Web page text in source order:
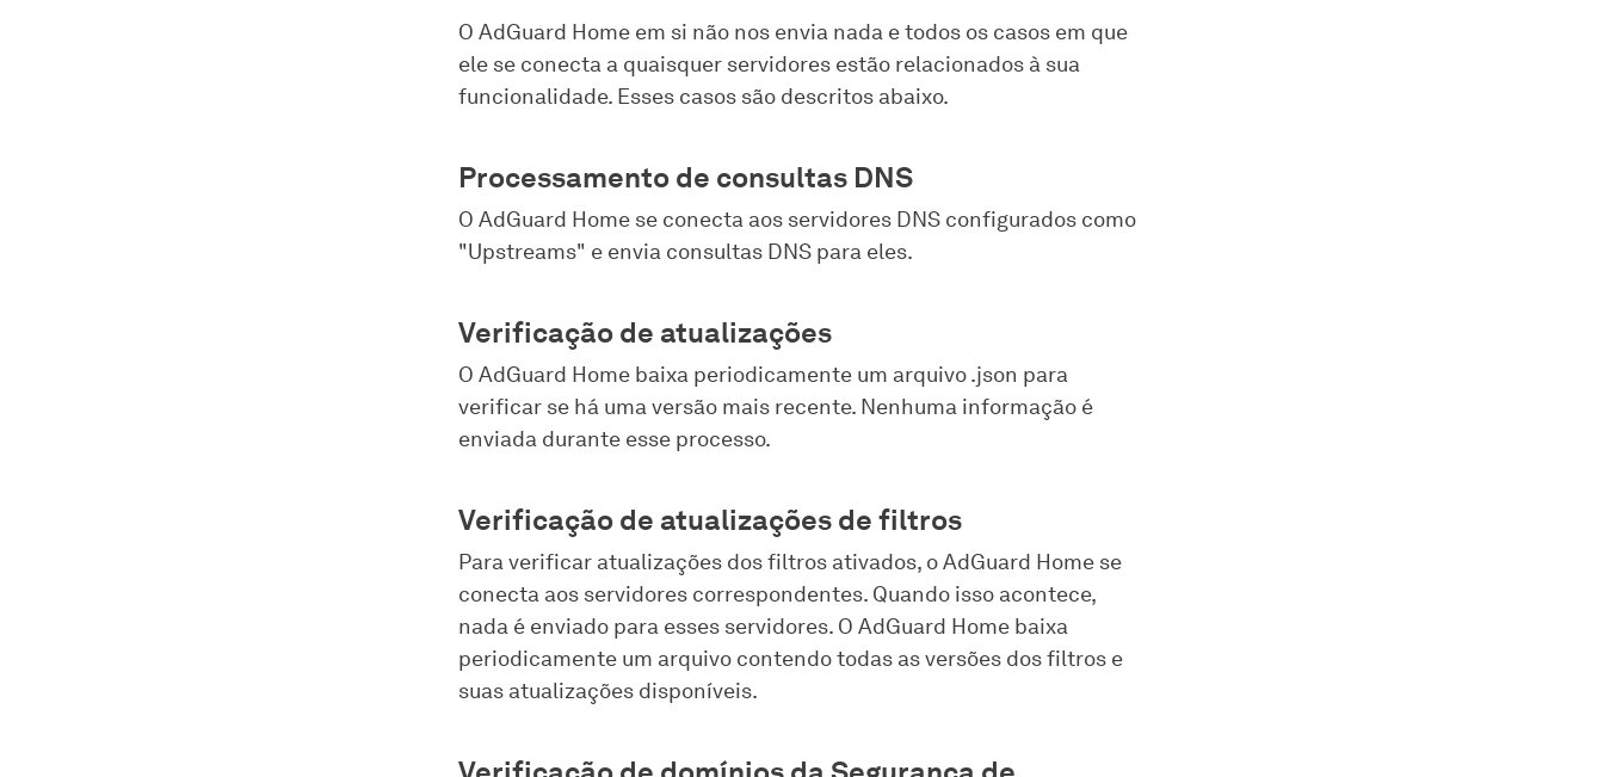
O AdGuard Home em si não nos envia nada e todos os casos em que
ele se conecta a quaisquer servidores estão relacionados à sua
funcionalidade. Esses casos são descritos abaixo.
Processamento de consultas DNS
O AdGuard Home se conecta aos servidores DNS configurados como
"Upstreams" e envia consultas DNS para eles.
Verificação de atualizações
O AdGuard Home baixa periodicamente um arquivo .json para
verificar se há uma versão mais recente. Nenhuma informação é
enviada durante esse processo.
Verificação de atualizações de filtros
Para verificar atualizações dos filtros ativados, o AdGuard Home se
conecta aos servidores correspondentes. Quando isso acontece,
nada é enviado para esses servidores. O AdGuard Home baixa
periodicamente um arquivo contendo todas as versões dos filtros e
suas atualizações disponíveis.